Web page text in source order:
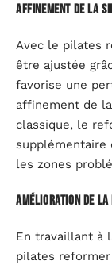
Affinement de la
Avec le pilates
être ajustée
favorise une
affinement de
classique, le
supplémentaire
les zones
Amélioration de
En travaillant à
pilates